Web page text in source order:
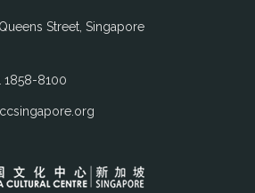
Street, Singapore
1858-8100